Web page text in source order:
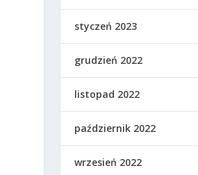
styczeń 2023
grudzień 2022
listopad 2022
październik 2022
wrzesień 2022